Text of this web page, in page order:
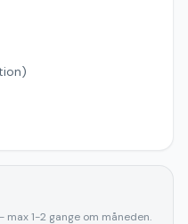
1-2 gange om måneden.